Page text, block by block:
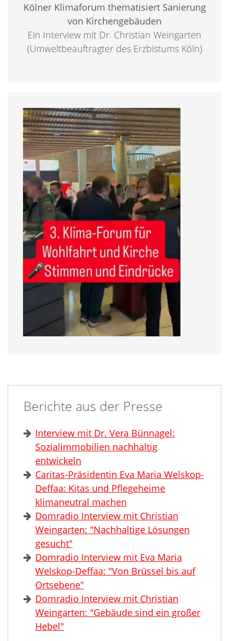
Kölner Klimaforum thematisiert Sanierung
von Kirchengebäuden
Ein Interview mit Dr. Christian Weingarten
(Umweltbeauftragter des Erzbistums Köln)
Berichte aus der Presse
Interview mit Dr. Vera Bünnagel:
Sozialimmobilien nachhaltig
entwickeln
Caritas-Präsidentin Eva Maria Welskop-
Deffaa: Kitas und Pflegeheime
klimaneutral machen
Domradio Interview mit Christian
Weingarten: "Nachhaltige Lösungen
gesucht"
Domradio Interview mit Eva Maria
Welskop-Deffaa: "Von Brüssel bis auf
Ortsebene"
Domradio Interview mit Christian
Weingarten: "Gebäude sind ein großer
Hebel"